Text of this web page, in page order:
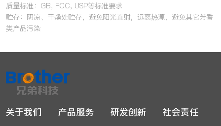
质量标准：GB, FCC, USP等标准要求
贮存：阴凉、干燥处贮存，避免阳光直射，远离热源，避免其它芳香
类产品污染
关于我们 产品服务 研发创新 社会责任